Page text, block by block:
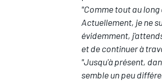
"Comme tout au
Actuellement, je ne
évidemment,
et de continuer à
"Jusqu'à présent,
semble un peu